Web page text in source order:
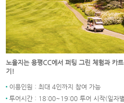
노을지는 용평CC에서 퍼팅 그린 체험과 카
기!
이용인원 : 최대 4인까지 참여 가능
투어시간 : 18:00~19:00 투어 시작(일자